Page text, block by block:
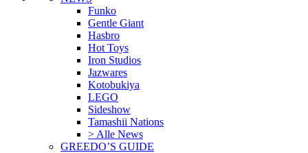
Funko
Gentle Giant
Hasbro
Hot Toys
Iron Studios
Jazwares
Kotobukiya
LEGO
Sideshow
Tamashii Nations
> Alle News
GREEDO’S GUIDE